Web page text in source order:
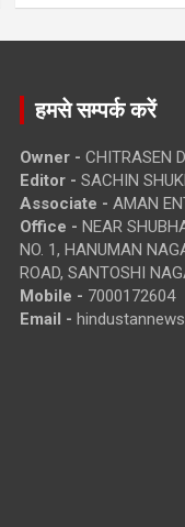
हमसे सम्पर्क करें
Owner - CHITRASEN
Editor - SACHIN
Associate - AMAN
Office - NEAR
NO. 1, HANUMAN
ROAD, SANTOSHI
Mobile - 7000172604
Email -